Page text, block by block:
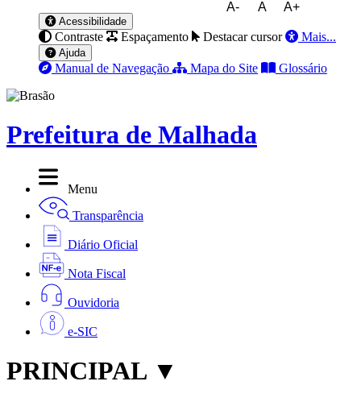
A- A A+
Acessibilidade
Contraste Espaçamento Destacar cursor Mais...
Ajuda
Manual de Navegação Mapa do Site Glossário
Prefeitura de Malhada
Menu
Transparência
Diário Oficial
Nota Fiscal
Ouvidoria
e-SIC
PRINCIPAL ▼